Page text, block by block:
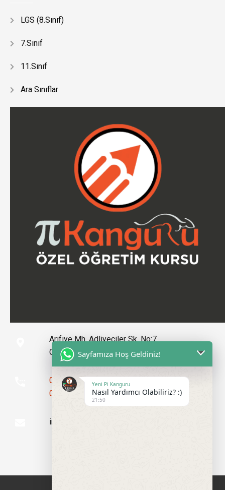
LGS (8.Sınıf)
7.Sınıf
11.Sınıf
Ara Sınıflar
Arifiye Mh. Adliyeciler Sk. No:7
Odunpazarı/Eskişehir
0 552 516 85 45
0 555 100 31 41
info@yenipikanguru.net
Sayfamıza Hoş Geldiniz!
Yeni Pi Kanguru
Nasıl Yardımcı Olabiliriz? :)
21:50